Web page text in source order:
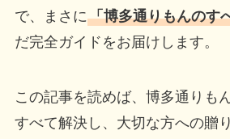
で、まさに「博多通りもんのす
だ完全ガイドをお届けします。
この記事を読めば、博多通りも
すべて解決し、大切な方への贈